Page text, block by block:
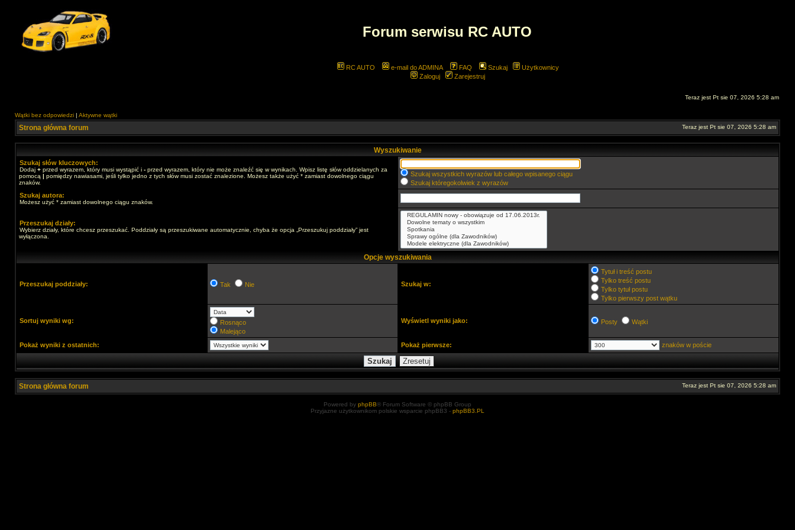
Forum serwisu RC AUTO
RC AUTO e-mail do ADMINA FAQ Szukaj
Użytkownicy
Zaloguj
Zarejestruj
Teraz jest Pt sie 07, 2026 5:28 am
Wątki bez odpowiedzi | Aktywne wątki
Strona główna forum Teraz jest Pt sie 07, 2026 5:28 am
Wyszukiwanie
Szukaj słów kluczowych:
Dodaj + przed wyrazem, który musi wystąpić i - przed wyrazem, który nie może znaleźć się w wynikach. Wpisz listę słów oddzielanych za
pomocą | pomiędzy nawiasami, jeśli tylko jedno z tych słów musi zostać znalezione. Możesz także użyć * zamiast dowolnego ciągu
znaków.
Szukaj wszystkich wyrazów lub całego wpisanego ciągu
Szukaj któregokolwiek z wyrazów
Szukaj autora:
Możesz użyć * zamiast dowolnego ciągu znaków.
Przeszukaj działy:
Wybierz działy, które chcesz przeszukać. Poddziały są przeszukiwane automatycznie, chyba że opcja „Przeszukuj poddziały” jest
wyłączona.
Opcje wyszukiwania
Przeszukaj poddziały: Tak Nie Szukaj w:
Tytuł i treść postu
Tylko treść postu
Tylko tytuł postu
Tylko pierwszy post wątku
Sortuj wyniki wg:
Rosnąco
Malejąco
Wyświetl wyniki jako: Posty Wątki
Pokaż wyniki z ostatnich: Pokaż pierwsze: znaków w poście
Strona główna forum Teraz jest Pt sie 07, 2026 5:28 am
Powered by phpBB® Forum Software © phpBB Group
Przyjazne użytkownikom polskie wsparcie phpBB3 - phpBB3.PL